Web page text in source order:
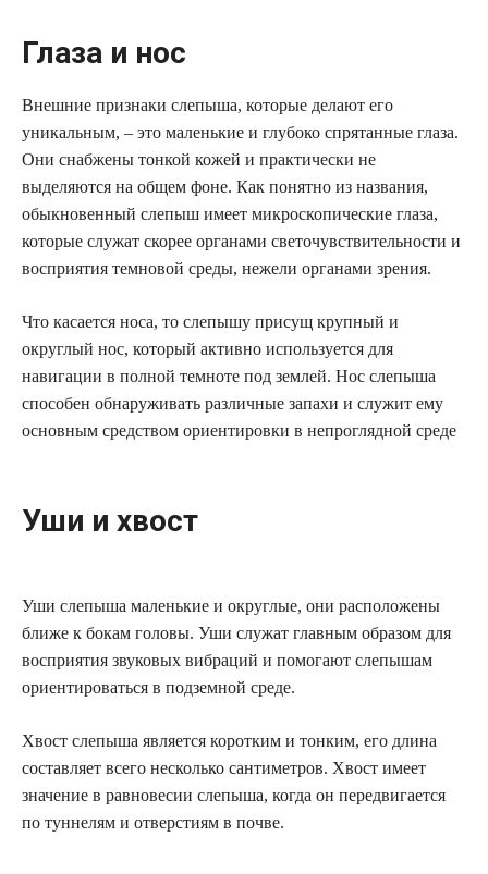
Глаза и нос
Внешние признаки слепыша, которые делают его
уникальным, – это маленькие и глубоко спрятанные глаза.
Они снабжены тонкой кожей и практически не
выделяются на общем фоне. Как понятно из названия,
обыкновенный слепыш имеет микроскопические глаза,
которые служат скорее органами светочувствительности и
восприятия темновой среды, нежели органами зрения.
Что касается носа, то слепышу присущ крупный и
округлый нос, который активно используется для
навигации в полной темноте под землей. Нос слепыша
способен обнаруживать различные запахи и служит ему
основным средством ориентировки в непроглядной среде
Уши и хвост
Уши слепыша маленькие и округлые, они расположены
ближе к бокам головы. Уши служат главным образом для
восприятия звуковых вибраций и помогают слепышам
ориентироваться в подземной среде.
Хвост слепыша является коротким и тонким, его длина
составляет всего несколько сантиметров. Хвост имеет
значение в равновесии слепыша, когда он передвигается
по туннелям и отверстиям в почве.